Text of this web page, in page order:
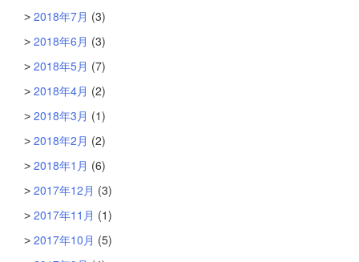
2018年7月 (3)
2018年6月 (3)
2018年5月 (7)
2018年4月 (2)
2018年3月 (1)
2018年2月 (2)
2018年1月 (6)
2017年12月 (3)
2017年11月 (1)
2017年10月 (5)